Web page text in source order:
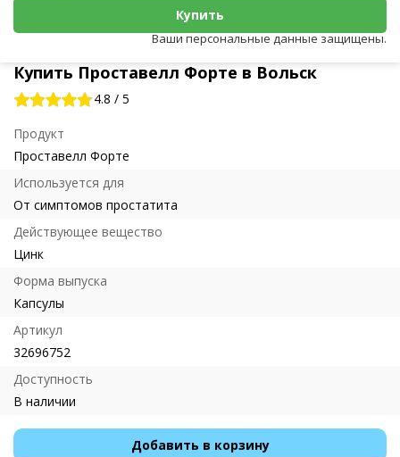
Купить Проставелл Форте в Вольск
4.8 / 5
Продукт
Проставелл Форте
Используется для
От симптомов простатита
Действующее вещество
Цинк
Форма выпуска
Капсулы
Артикул
32696752
Доступность
В наличии
Добавить в корзину
Купить
Ваши персональные данные защищены.